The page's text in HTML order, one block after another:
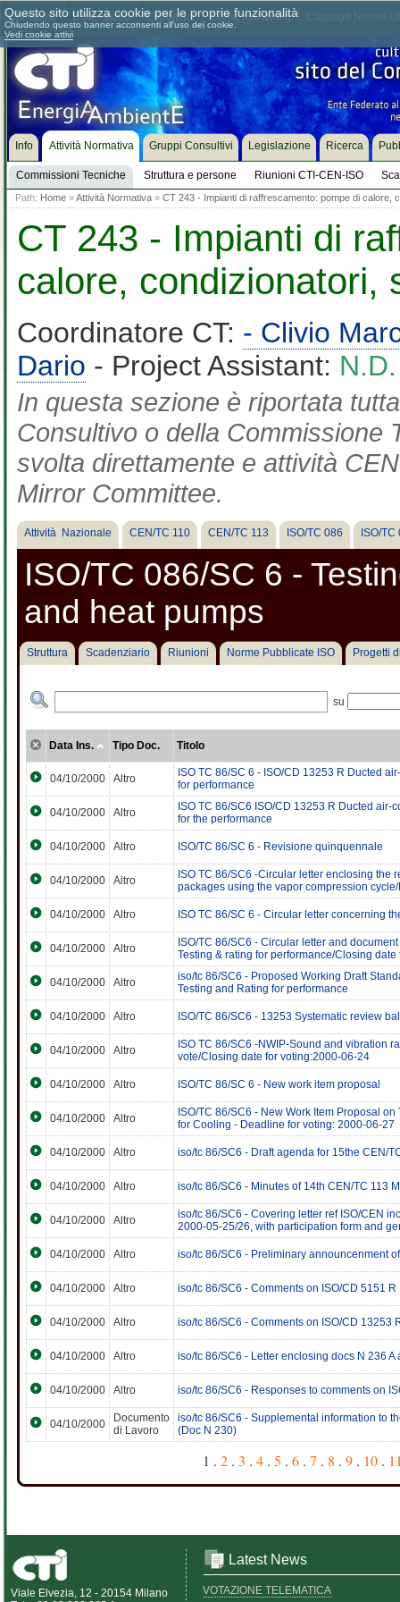
Chi siamo Dove siamo Contattaci Come associarsi
Info Attività Normativa
Commissioni Tecniche Struttura e persone Riunioni CTI-CEN-ISO
Gruppi Consultivi Legislazione Ricerca
Path: Home »Attività Normativa » CT 243 - Impianti di raffrescamento: pompe di calore,
CT 243 - Impianti di
calore, condizionatori,
Coordinatore CT: - Clivio
Dario - Project Assistant: N.D.
In questa sezione è riportata
Consultivo o della Commissione
svolta direttamente e attività
Mirror Committee.
Attività Nazionale CEN/TC 110 CEN/TC 113 ISO/TC 086 ISO/
ISO/TC 086/SC 6 -
and heat pumps
Struttura Scadenziario Riunioni Norme Pubblicate ISO Progetti
su
Data Ins. Tipo Doc. Titolo
04/10/2000 Altro
ISO TC 86/SC 6 - ISO/CD 13253 R Ducted
for performance
04/10/2000 Altro
ISO TC 86/SC6 ISO/CD 13253 R Ducted
for the performance
04/10/2000 Altro ISO/TC 86/SC 6 - Revisione quinquennale
04/10/2000 Altro
ISO TC 86/SC6 -Circular letter enclosing
packages using the vapor compression
04/10/2000 Altro ISO TC 86/SC 6 - Circular letter concerning
04/10/2000 Altro
ISO/TC 86/SC6 - Circular letter and
Testing & rating for performance/Closing
04/10/2000 Altro
iso/tc 86/SC6 - Proposed Working Draft
Testing and Rating for performance
04/10/2000 Altro ISO/TC 86/SC6 - 13253 Systematic review
04/10/2000 Altro
ISO TC 86/SC6 -NWIP-Sound and vibration
vote/Closing date for voting:2000-06-24
04/10/2000 Altro ISO/TC 86/SC 6 - New work item proposal
04/10/2000 Altro
ISO/TC 86/SC6 - New Work Item Proposal
for Cooling - Deadline for voting: 2000-06-27
04/10/2000 Altro iso/tc 86/SC6 - Draft agenda for 15the CEN/
04/10/2000 Altro iso/tc 86/SC6 - Minutes of 14th CEN/TC 113
04/10/2000 Altro
iso/tc 86/SC6 - Covering letter ref ISO/CEN
2000-05-25/26, with participation form and
04/10/2000 Altro iso/tc 86/SC6 - Preliminary announcenment
04/10/2000 Altro iso/tc 86/SC6 - Comments on ISO/CD 5151 R
04/10/2000 Altro iso/tc 86/SC6 - Comments on ISO/CD 13253
04/10/2000 Altro iso/tc 86/SC6 - Letter enclosing docs N 236
04/10/2000 Altro iso/tc 86/SC6 - Responses to comments on
04/10/2000
Documento
di Lavoro
iso/tc 86/SC6 - Supplemental information to
(Doc N 230)
1 . 2 . 3 . 4 . 5 . 6 . 7 . 8 . 9 . 10 .
Viale Elvezia, 12 - 20154 Milano
Latest News
VOTAZIONE TELEMATICA
Questo sito utilizza cookie per le proprie funzionalità
Chiudendo questo banner acconsenti all'uso dei cookie.
Vedi cookie attivi